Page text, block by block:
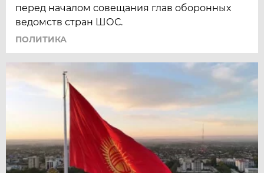
перед началом совещания глав оборонных
ведомств стран ШОС.
ПОЛИТИКА